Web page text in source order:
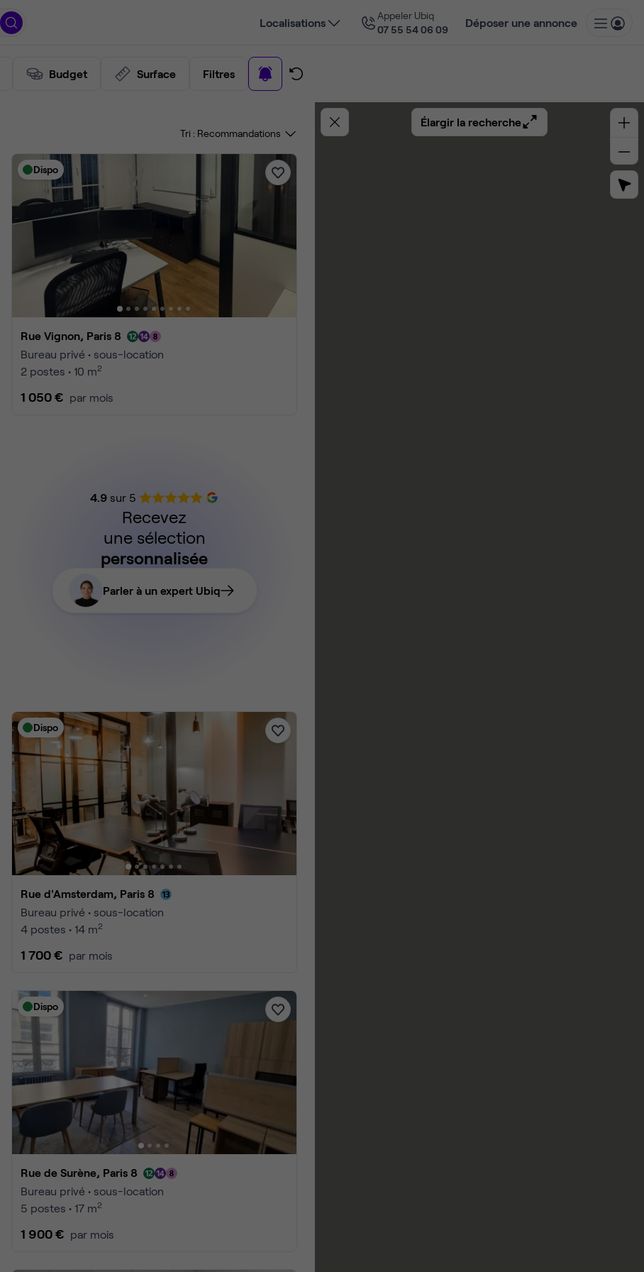
Localisations
Appeler Ubiq
07 55 54 06 09
Déposer une annonce
Budget Surface Filtres
Tri :
Dispo
Rue Vignon, Paris 8
Bureau privé • sous-location
2 postes • 10 m2
1 050 € par mois
4.9 sur 5
Recevez
une sélection
personnalisée
Parler à un expert Ubiq
Dispo
Rue d'Amsterdam, Paris 8
Bureau privé • sous-location
4 postes • 14 m2
1 700 € par mois
Dispo
Rue de Surène, Paris 8
Bureau privé • sous-location
5 postes • 17 m2
1 900 € par mois
Élargir la recherche